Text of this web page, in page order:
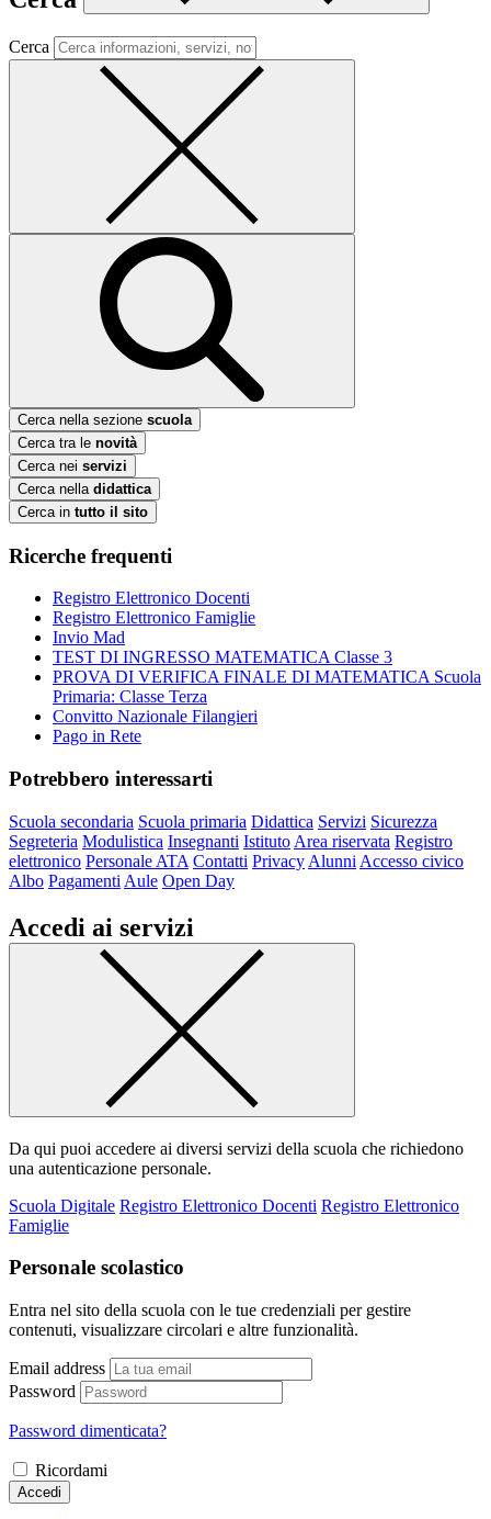
Cerca
Cerca nella sezione scuola
Cerca tra le novità
Cerca nei servizi
Cerca nella didattica
Cerca in tutto il sito
Ricerche frequenti
Registro Elettronico Docenti
Registro Elettronico Famiglie
Invio Mad
TEST DI INGRESSO MATEMATICA Classe 3
PROVA DI VERIFICA FINALE DI MATEMATICA Scuola
Primaria: Classe Terza
Convitto Nazionale Filangieri
Pago in Rete
Potrebbero interessarti
Scuola secondaria Scuola primaria Didattica Servizi Sicurezza
Segreteria Modulistica Insegnanti Istituto Area riservata Registro
elettronico Personale ATA Contatti Privacy Alunni Accesso civico
Albo Pagamenti Aule Open Day
Accedi ai servizi
Da qui puoi accedere ai diversi servizi della scuola che richiedono
una autenticazione personale.
Scuola Digitale Registro Elettronico Docenti Registro Elettronico
Famiglie
Personale scolastico
Entra nel sito della scuola con le tue credenziali per gestire
contenuti, visualizzare circolari e altre funzionalità.
Email address
Password
Password dimenticata?
Ricordami
Accedi